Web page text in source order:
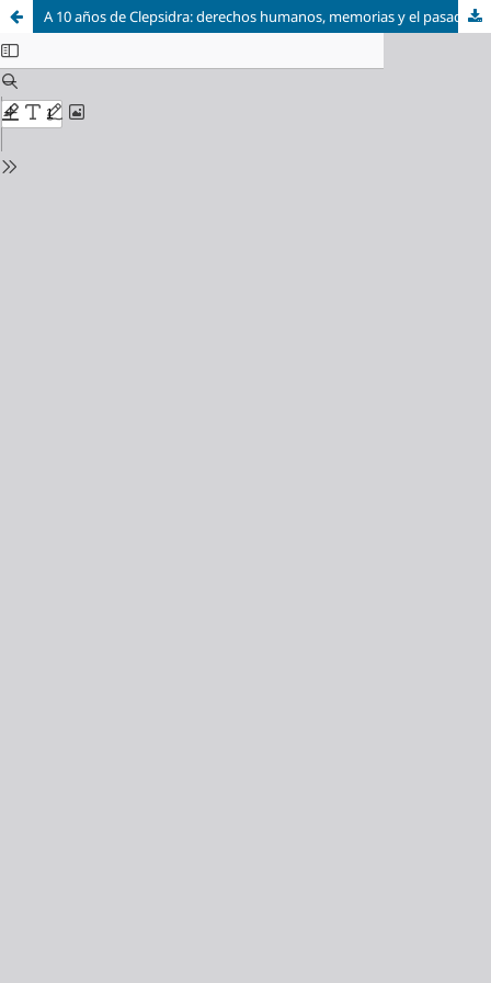
A 10 años de Clepsidra: derechos humanos, memorias y el pasado más presente que nunca